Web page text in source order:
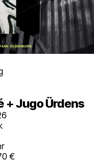
+ Jugo Ürdens
€